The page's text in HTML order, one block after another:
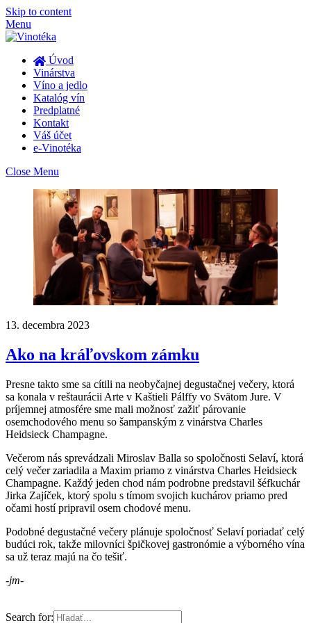
Skip to content
Menu
Úvod
Vinárstva
Víno a jedlo
Katalóg vín
Predplatné
Kontakt
Váš účet
e-Vinotéka
Close Menu
13. decembra 2023
Ako na kráľovskom zámku
Presne takto sme sa cítili na neobyčajnej degustačnej večery, ktorá
sa konala v reštaurácii Arte v Kaštieli Pálffy vo Svätom Jure. V
príjemnej atmosfére sme mali možnosť zažiť párovanie
osemchodového menu so šampanským z vinárstva Charles
Heidsieck Champagne.
Večerom nás sprevádzali Miroslav Balla so spoločnosti Selaví, ktorá
celý večer zariadila a Maxim priamo z vinárstva Charles Heidsieck
Champagne. Každý jeden chod nám podrobne predstavil šéfkuchár
Jirka Zajíček, ktorý spolu s tímom svojich kuchárov priamo pred
očami hostí pripravil osem chodové menu.
Podobné degustačné večery plánuje spoločnosť Selaví poriadať celý
budúci rok, takže milovníci špičkovej gastronómie a výborného vína
sa už teraz majú na čo tešiť.
-jm-
Search for: